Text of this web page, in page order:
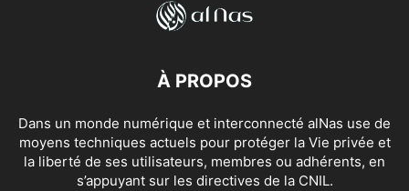
À PROPOS
Dans un monde numérique et interconnecté alNas use de
moyens techniques actuels pour protéger la Vie privée et
la liberté de ses utilisateurs, membres ou adhérents, en
s’appuyant sur les directives de la CNIL.